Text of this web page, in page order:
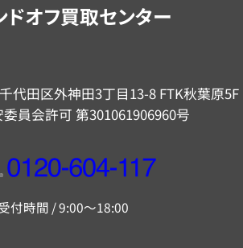
ドオフ買取センター
代田区外神田3丁目13-8 FTK秋葉原5F
員会許可 第301061906960号
フ
ー
付時間 / 9:00～18:00